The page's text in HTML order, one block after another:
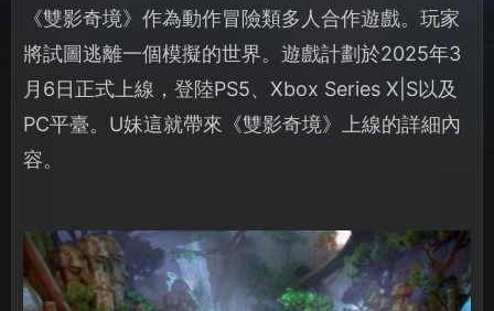
《雙影奇境》作為動作冒險類多人合作遊戲。玩家
將試圖逃離一個模擬的世界。遊戲計劃於2025年3
月6日正式上線，登陸PS5、Xbox Series X|S以及
PC平臺。U妹這就帶來《雙影奇境》上線的詳細內
容。